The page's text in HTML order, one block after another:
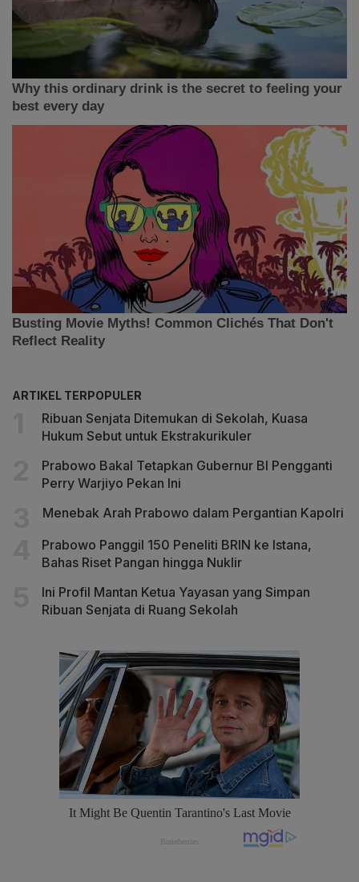
ARTIKEL TERPOPULER
Ribuan Senjata Ditemukan di Sekolah, Kuasa
Hukum Sebut untuk Ekstrakurikuler
Prabowo Bakal Tetapkan Gubernur BI Pengganti
Perry Warjiyo Pekan Ini
Menebak Arah Prabowo dalam Pergantian Kapolri
Prabowo Panggil 150 Peneliti BRIN ke Istana,
Bahas Riset Pangan hingga Nuklir
Ini Profil Mantan Ketua Yayasan yang Simpan
Ribuan Senjata di Ruang Sekolah